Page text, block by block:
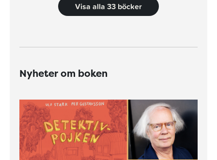
Visa alla 33 böcker
Nyheter om boken